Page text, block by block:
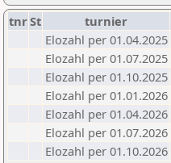
tnrSt turnier
Elozahl per 01.04.2025
Elozahl per 01.07.2025
Elozahl per 01.10.2025
Elozahl per 01.01.2026
Elozahl per 01.04.2026
Elozahl per 01.07.2026
Elozahl per 01.10.2026